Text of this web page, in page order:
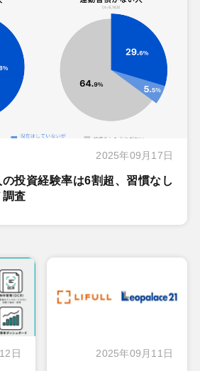
2025年09月17日
投資経験率は6割超、習慣なし
査
日 2025年09月11日